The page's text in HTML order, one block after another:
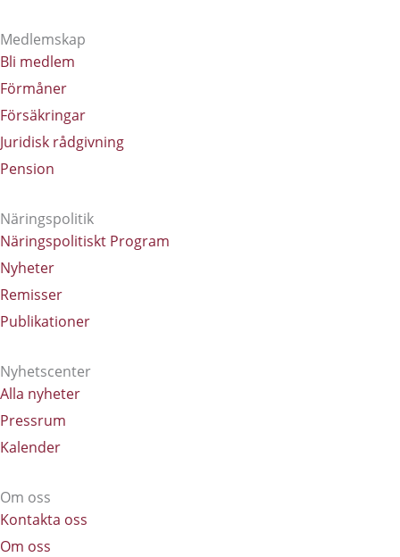
Medlemskap
Bli medlem
Förmåner
Försäkringar
Juridisk rådgivning
Pension
Näringspolitik
Näringspolitiskt Program
Nyheter
Remisser
Publikationer
Nyhetscenter
Alla nyheter
Pressrum
Kalender
Om oss​
Kontakta oss
Om oss